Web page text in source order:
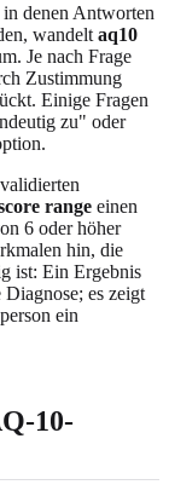
denen Antworten
wandelt aq10
Je nach Frage
Zustimmung
Einige Fragen
zu" oder
range einen
6 oder höher
hin, die
ist: Ein Ergebnis
es zeigt
ein
10-